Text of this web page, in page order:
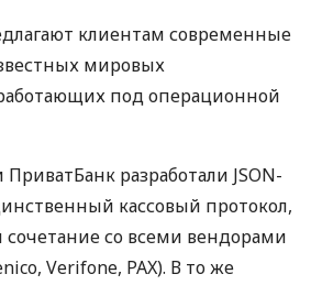
клиентам современные
мировых
под операционной
разработали JSON-
кассовый протокол,
со всеми вендорами
Verifone, PAX). В то же